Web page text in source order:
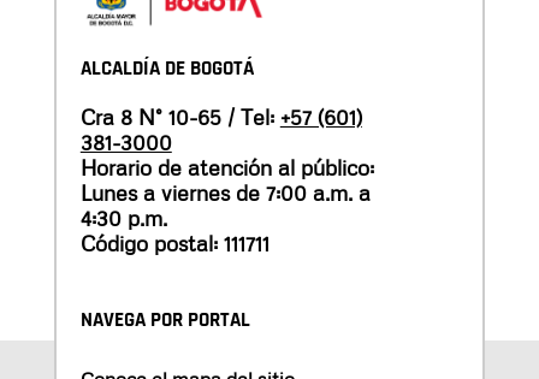
ALCALDÍA DE BOGOTÁ
Cra 8 N° 10-65 / Tel: +57 (601)
381-3000
Horario de atención al público:
Lunes a viernes de 7:00 a.m. a
4:30 p.m.
Código postal: 111711
NAVEGA POR PORTAL